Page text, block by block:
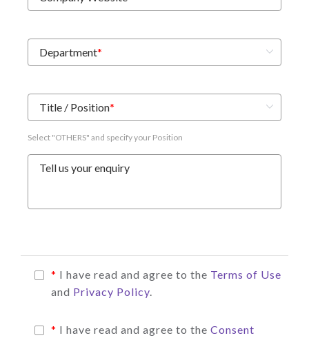
Department*
Title / Position*
Select "OTHERS" and specify your Position
Tell us your enquiry
* I have read and agree to the Terms of Use
and Privacy Policy.
* I have read and agree to the Consent